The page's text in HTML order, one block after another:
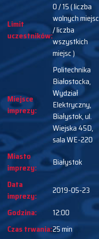
Limit
uczestników:
0 / 15 ( liczba
wolnych miejsc
/ liczba
wszystkich
miejsc )
Miejsce
imprezy:
Politechnika
Białostocka,
Wydział
Elektryczny,
Białystok, ul.
Wiejska 45D,
sala WE-220
Miasto
imprezy:
Białystok
Data
imprezy:
2019-05-23
Godzina:
12:00
Czas trwania:25 min